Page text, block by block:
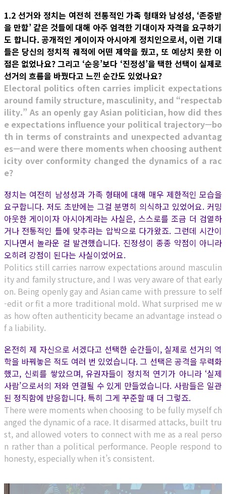
1.2 선거와 정치는 여전히 전통적인 가족 형태와 남성성, ‘존중받
을 만함’ 같은 것들에 대해 아주 엄격한 기대이자 자격을 요구하기
도 합니다. 공개적인 게이이자 아시아계 정치인으로서, 이런 기대
들은 당신의 정치적 궤적에 어떤 제약을 줬고, 또 예상치 못한 이
점은 없었나요? 그리고 ‘순응’보다 ‘진정성’을 택한 선택이 실제로
선거의 흐름을 바꿨다고 느낀 순간도 있었나요?
Electoral politics often carries implicit expectations
around family structure, masculinity, and “respectab
ility.” As an openly gay Asian politician, how did thes
e expectations influence your political trajectory—bo
th in terms of constraints and unexpected advantag
es—and were there moments when choosing authent
icity over conformity changed the dynamics of a rac
e?
정치는 여전히 남성성과 가족 형태에 대해 매우 제한적인 모습을
요구합니다. 저도 초반에는 그걸 분명히 의식하고 있었어요. 커밍
아웃한 게이이자 아시아계라는 사실은, 스스로를 조금 더 검열하
거나 전통적인 틀에 맞추라는 압박으로 다가왔죠. 그런데 시간이
지나면서 놀라운 걸 발견했습니다. 진정성이 종종 약점이 아니라
오히려 강점이 된다는 사실이었어요.
Politics still carries narrow expectations around masculin
ity and family structure, and I was very aware of that early
on. Being openly gay and Asian came with pressure to self
-edit or fit a more traditional mold. What surprised me w
as how often authenticity became an advantage instead o
f a liability.
온전히 제 자신으로 서겠다고 선택한 순간들이, 실제로 선거의 역
학을 바꿔놓은 적도 여러 번 있었습니다. 그 선택은 공격을 무력화
했고, 신뢰를 쌓았으며, 유권자들이 정치적 연기가 아니라 ‘실제
사람’으로서의 저와 연결될 수 있게 만들었습니다. 사람들은 일관
된 정직함에 반응합니다. 특히 그게 꾸준할 때 더 그렇죠.
There were moments when choosing to be fully myself ch
anged the dynamic of a race. It disarmed attacks, built tru
st, and allowed voters to connect with me as a real perso
n rather than a political performance. People respond to
honesty, especially when it’s consistent.